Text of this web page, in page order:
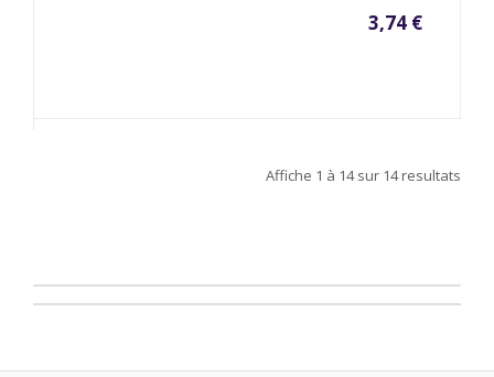
3,74 €
Affiche 1 à 14sur 14resultats